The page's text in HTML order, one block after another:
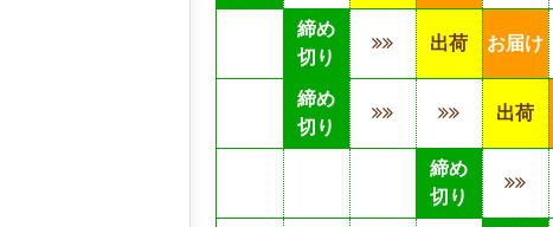
締め
切り
出荷 お届け
締め
切り
出荷
締め
切り